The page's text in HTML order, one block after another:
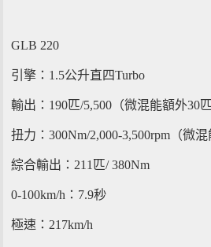
GLB 220
引擎：1.5公升直四Turbo
輸出：190匹/5,500（微混能額外30匹
扭力：300Nm/2,000-3,500rpm（微混
綜合輸出：211匹/ 380Nm
0-100km/h：7.9秒
極速：217km/h